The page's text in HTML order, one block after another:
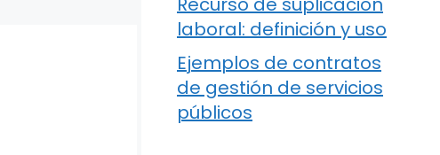
laboral: definición y uso
Ejemplos de contratos
de gestión de servicios
públicos